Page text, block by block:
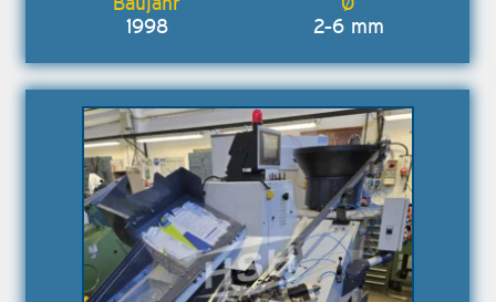
1998 2-6 mm